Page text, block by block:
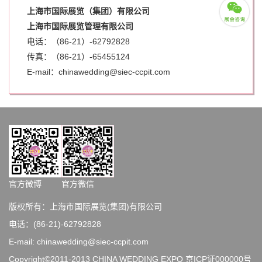
上海市国际展览（集团）有限公司
上海市国际展览管理有限公司
电话：（86-21）-62792828
传真：（86-21）-65455124
E-mail：chinawedding@siec-ccpit.com
官方微博 官方微信
版权所有：上海市国际展览(集团)有限公司
电话：(86-21)-62792828
E-mail: chinawedding@siec-ccpit.com
Copyright©2011-2013 CHINA WEDDING EXPO 京ICP证000000号